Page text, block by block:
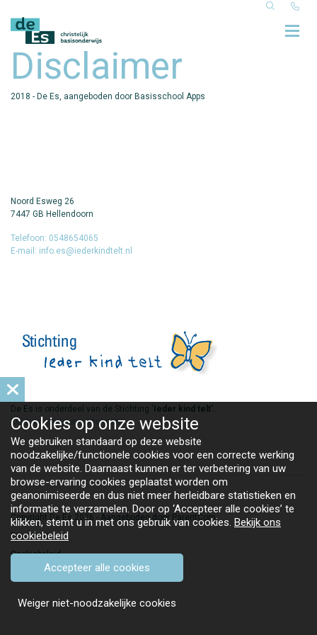
Disclaimer
2018 - De Es, aangeboden door Basisschool Apps
Noord Esweg 26
7447 GB Hellendoorn
Telefoon: 0548654065
E-mail: info.es@iederkindtelt.nl
De Es is onderdeel van de Stichting ' Ieder kind telt'.
Klik hier voor meer informatie
Copyright De Es 2026 - Aangeboden door ParentCom
Disclaimer
Cookiebeleid
Cookies op onze website
We gebruiken standaard op deze website
noodzakelijke/functionele cookies voor een correcte werking
van de website. Daarnaast kunnen er ter verbetering van uw
browse-ervaring cookies geplaatst worden om
geanonimiseerde en dus niet meer herleidbare statistieken en
informatie te verzamelen. Door op ‘Accepteer alle cookies’ te
klikken, stemt u in met ons gebruik van cookies. Bekijk ons
cookiebeleid
Accepteer alle cookies
Weiger niet-noodzakelijke cookies